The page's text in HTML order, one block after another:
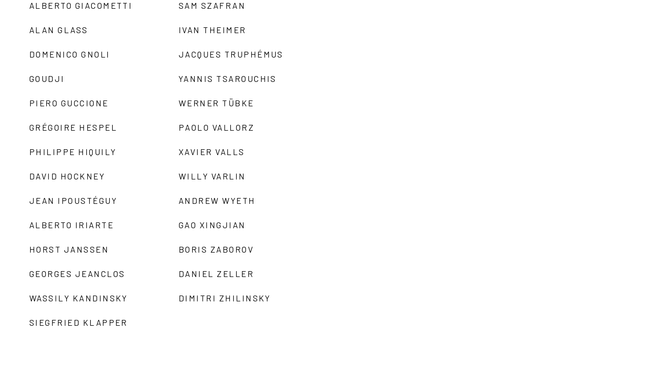
ALBERTO GIACOMETTI
ALAN GLASS
DOMENICO GNOLI
GOUDJI
PIERO GUCCIONE
GRÉGOIRE HESPEL
PHILIPPE HIQUILY
DAVID HOCKNEY
JEAN IPOUSTÉGUY
ALBERTO IRIARTE
HORST JANSSEN
GEORGES JEANCLOS
WASSILY KANDINSKY
SIEGFRIED KLAPPER
SAM SZAFRAN
IVAN THEIMER
JACQUES TRUPHÉMUS
YANNIS TSAROUCHIS
WERNER TÜBKE
PAOLO VALLORZ
XAVIER VALLS
WILLY VARLIN
ANDREW WYETH
GAO XINGJIAN
BORIS ZABOROV
DANIEL ZELLER
DIMITRI ZHILINSKY